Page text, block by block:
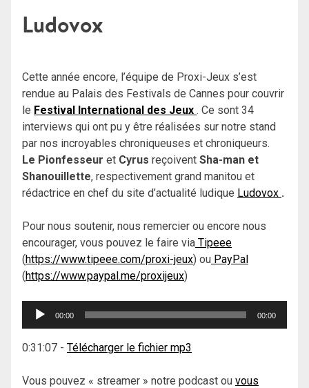
Ludovox
Cette année encore, l’équipe de Proxi-Jeux s’est
rendue au Palais des Festivals de Cannes pour couvrir
le Festival International des Jeux . Ce sont 34
interviews qui ont pu y être réalisées sur notre stand
par nos incroyables chroniqueuses et chroniqueurs.
Le Pionfesseur et Cyrus reçoivent Sha-man et
Shanouillette, respectivement grand manitou et
rédactrice en chef du site d’actualité ludique Ludovox .
Pour nous soutenir, nous remercier ou encore nous
encourager, vous pouvez le faire via Tipeee
(https://www.tipeee.com/proxi-jeux) ou PayPal
(https://www.paypal.me/proxijeux)
Lecteur
00:00 00:00
0:31:07 - Télécharger le fichier mp3
Vous pouvez « streamer » notre podcast ou vous